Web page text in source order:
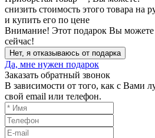
снизить стоимость этого товара на
и купить его по цене
Внимание! Этот подарок Вы можете
сейчас!
Нет, я отказываюсь от подарка
Да, мне нужен подарок
Заказать обратный звонок
В зависимости от того, как с Вами
свой email или телефон.